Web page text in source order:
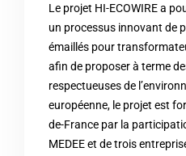
Le projet HI-ECOWIRE a
un processus innovant de
émaillés pour
afin de proposer à terme
respectueuses de
européenne, le projet est
de-France par la
MEDEE et de trois